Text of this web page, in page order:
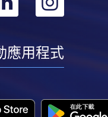
linkedin
應用程式